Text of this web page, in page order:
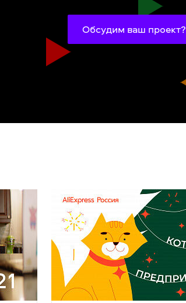
Обсудим ваш проект?